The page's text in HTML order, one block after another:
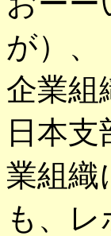
が）、
企業組
日本
業組織
も、